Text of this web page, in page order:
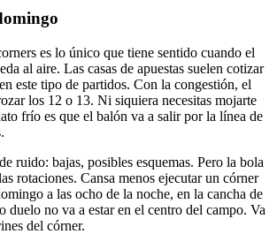
es lo único que tiene sentido cuando el
al aire. Las casas de apuestas suelen cotizar
este tipo de partidos. Con la congestión, el
los 12 o 13. Ni siquiera necesitas mojarte
frío es que el balón va a salir por la línea de
ruido: bajas, posibles esquemas. Pero la bola
rotaciones. Cansa menos ejecutar un córner
a las ocho de la noche, en la cancha de
duelo no va a estar en el centro del campo. Va
del córner.